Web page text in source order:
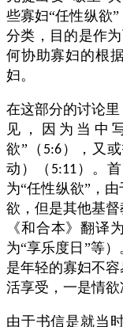
些寡妇“任性纵欲
分类，目的是作
何协助寡妇的根
妇。
在这部分的讨论
见，因为当中
欲”（ 5:6 ），又
动）（ 5:11 ）。
为“任性纵欲”，
欲，但是其他基
《和合本》翻译
为“享乐度日”等
是年轻的寡妇不
活享受，一是情欲
由于书信是就当